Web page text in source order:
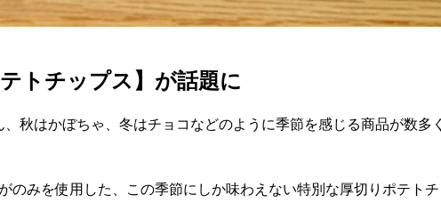
トチップス】が話題に
秋はかぼちゃ、冬はチョコなどのように季節を感じる商品が数多
のみを使用した、この季節にしか味わえない特別な厚切りポテト